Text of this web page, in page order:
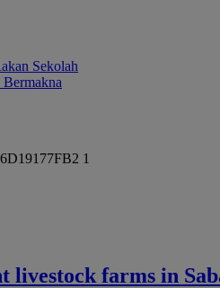
Sekolah
livestock farms in